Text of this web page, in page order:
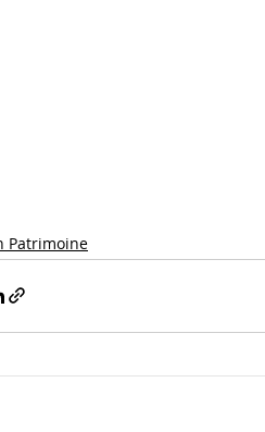
Patrimoine